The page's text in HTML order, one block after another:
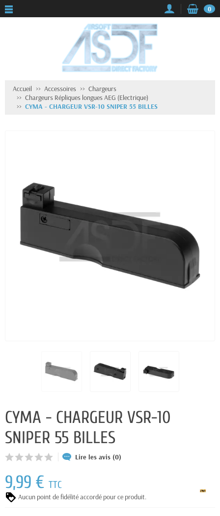
0
Accueil Accessoires
Chargeurs
Chargeurs Répliques longues AEG (Electrique)
CYMA - CHARGEUR VSR-10 SNIPER 55 BILLES
CYMA - CHARGEUR VSR-10
SNIPER 55 BILLES
Lire les avis (0)
9,99 € TTC
Aucun point de fidélité accordé pour ce produit.